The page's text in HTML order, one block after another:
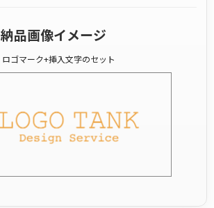
納品画像イメージ
ロゴマーク+挿入文字のセット